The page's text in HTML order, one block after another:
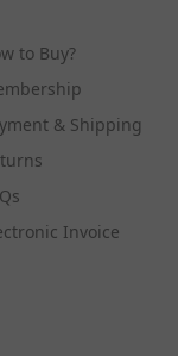
to Buy?
& Shipping
Invoice